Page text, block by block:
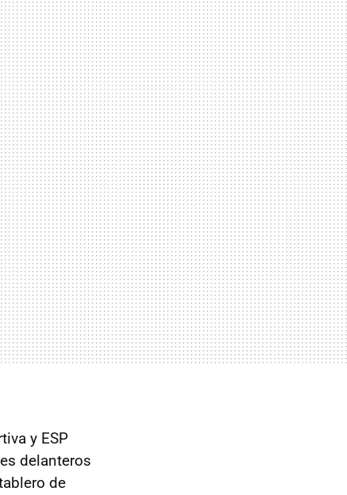
y ESP
delanteros
de